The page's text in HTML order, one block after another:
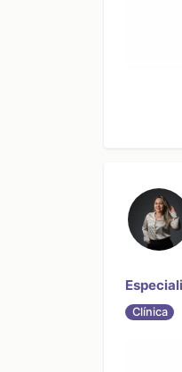
Clínica